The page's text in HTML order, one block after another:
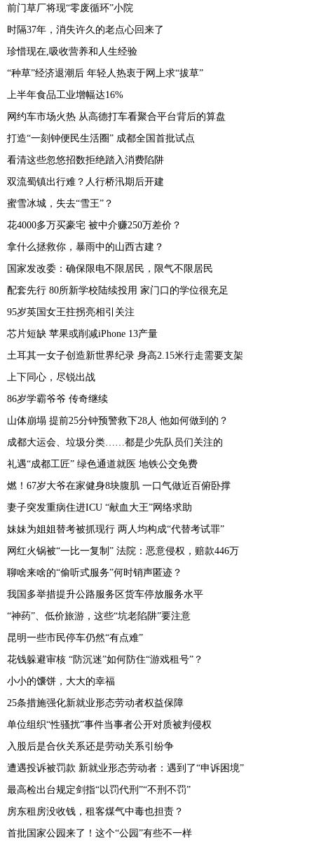
前门草厂将现“零废循环”小院
时隔37年，消失许久的老点心回来了
珍惜现在,吸收营养和人生经验
“种草”经济退潮后 年轻人热衷于网上求“拔草”
上半年食品工业增幅达16%
网约车市场火热 从高德打车看聚合平台背后的算盘
打造“一刻钟便民生活圈” 成都全国首批试点
看清这些忽悠招数拒绝踏入消费陷阱
双流蜀镇出行难？人行桥汛期后开建
蜜雪冰城，失去“雪王”？
花4000多万买豪宅 被中介赚250万差价？
拿什么拯救你，暴雨中的山西古建？
国家发改委：确保限电不限居民，限气不限居民
配套先行 80所新学校陆续投用 家门口的学位很充足
95岁英国女王拄拐亮相引关注
芯片短缺 苹果或削减iPhone 13产量
土耳其一女子创造新世界纪录 身高2.15米行走需要支架
上下同心，尽锐出战
86岁学霸爷爷 传奇继续
山体崩塌 提前25分钟预警救下28人 他如何做到的？
成都大运会、垃圾分类……都是少先队员们关注的
礼遇“成都工匠” 绿色通道就医 地铁公交免费
燃！67岁大爷在家健身8块腹肌 一口气做近百俯卧撑
妻子突发重病住进ICU “献血大王”网络求助
妹妹为姐姐替考被抓现行 两人均构成“代替考试罪”
网红火锅被“一比一复制” 法院：恶意侵权，赔款446万
聊啥来啥的“偷听式服务”何时销声匿迹？
我国多举措提升公路服务区货车停放服务水平
“神药”、低价旅游，这些“坑老陷阱”要注意
昆明一些市民停车仍然“有点难”
花钱躲避审核 “防沉迷”如何防住“游戏租号”？
小小的馕饼，大大的幸福
25条措施强化新就业形态劳动者权益保障
单位组织“性骚扰”事件当事者公开对质被判侵权
入股后是合伙关系还是劳动关系引纷争
遭遇投诉被罚款 新就业形态劳动者：遇到了“申诉困境”
最高检出台规定剑指“以罚代刑”“不刑不罚”
房东租房没收钱，租客煤气中毒也担责？
首批国家公园来了！这个“公园”有些不一样